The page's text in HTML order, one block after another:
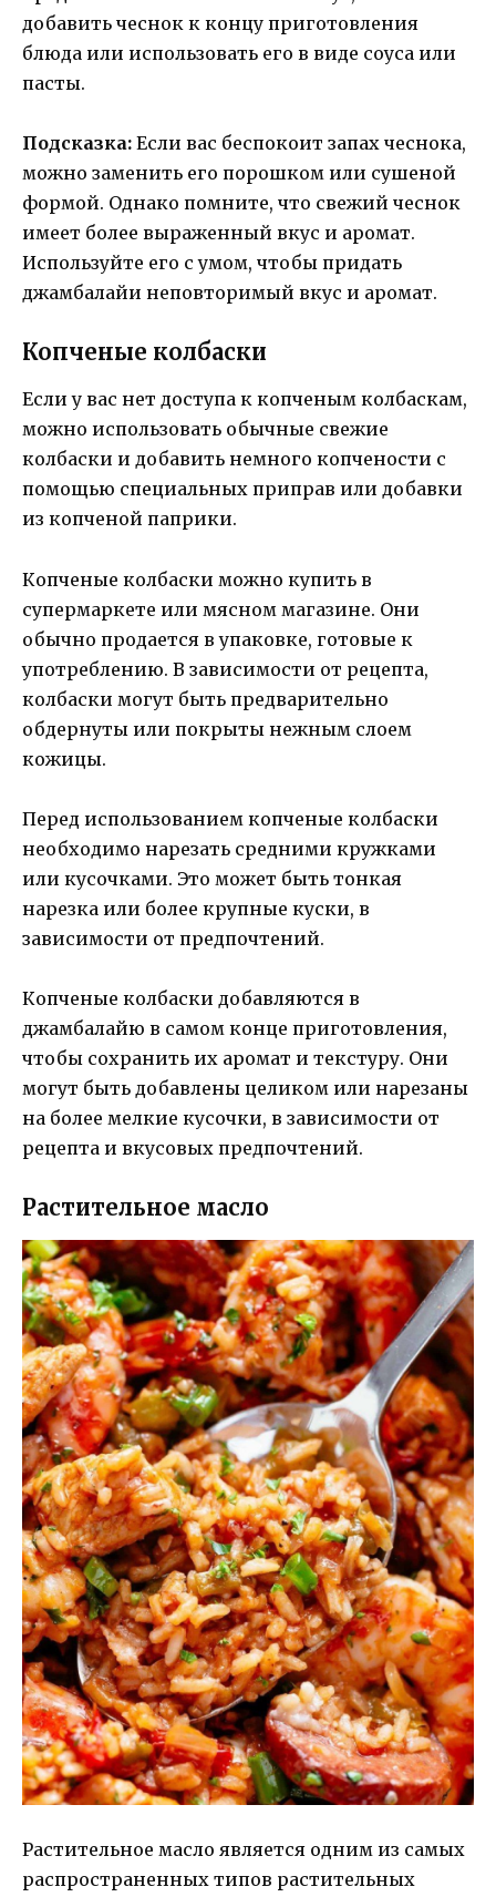
добавить чеснок к концу приготовления
блюда или использовать его в виде соуса или
пасты.
Подсказка: Если вас беспокоит запах чеснока,
можно заменить его порошком или сушеной
формой. Однако помните, что свежий чеснок
имеет более выраженный вкус и аромат.
Используйте его с умом, чтобы придать
джамбалайи неповторимый вкус и аромат.
Копченые колбаски
Если у вас нет доступа к копченым колбаскам,
можно использовать обычные свежие
колбаски и добавить немного копчености с
помощью специальных приправ или добавки
из копченой паприки.
Копченые колбаски можно купить в
супермаркете или мясном магазине. Они
обычно продается в упаковке, готовые к
употреблению. В зависимости от рецепта,
колбаски могут быть предварительно
обдернуты или покрыты нежным слоем
кожицы.
Перед использованием копченые колбаски
необходимо нарезать средними кружками
или кусочками. Это может быть тонкая
нарезка или более крупные куски, в
зависимости от предпочтений.
Копченые колбаски добавляются в
джамбалайю в самом конце приготовления,
чтобы сохранить их аромат и текстуру. Они
могут быть добавлены целиком или нарезаны
на более мелкие кусочки, в зависимости от
рецепта и вкусовых предпочтений.
Растительное масло
Растительное масло является одним из самых
распространенных типов растительных